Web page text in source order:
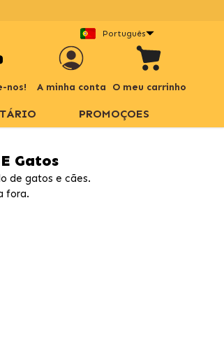
Português
nos! A minha conta O meu carrinho
PROMOÇOES
Gatos
de gatos e cães.
fora.